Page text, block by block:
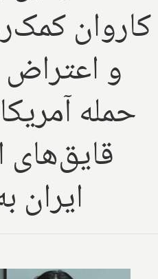
کاروان
و اعتراض
حمله
قایق‌های